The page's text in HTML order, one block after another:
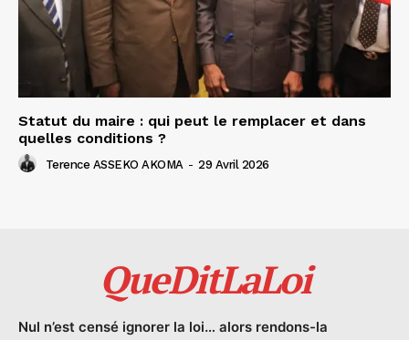
Statut du maire : qui peut le remplacer et dans
quelles conditions ?
Terence ASSEKO AKOMA - 29 Avril 2026
QueDitLaLoi
Nul n’est censé ignorer la loi… alors rendons-la